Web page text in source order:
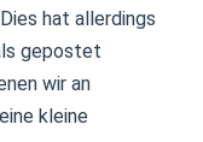
hat allerdings
gepostet
wir an
kleine